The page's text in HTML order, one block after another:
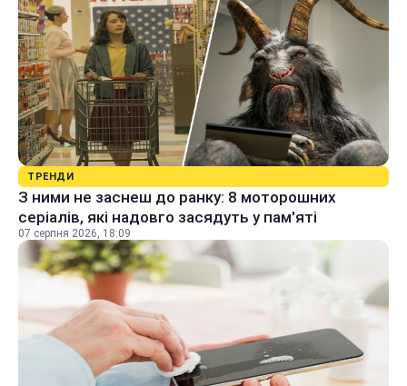
ТРЕНДИ
З ними не заснеш до ранку: 8 моторошних
серіалів, які надовго засядуть у пам'яті
07 серпня 2026, 18:09